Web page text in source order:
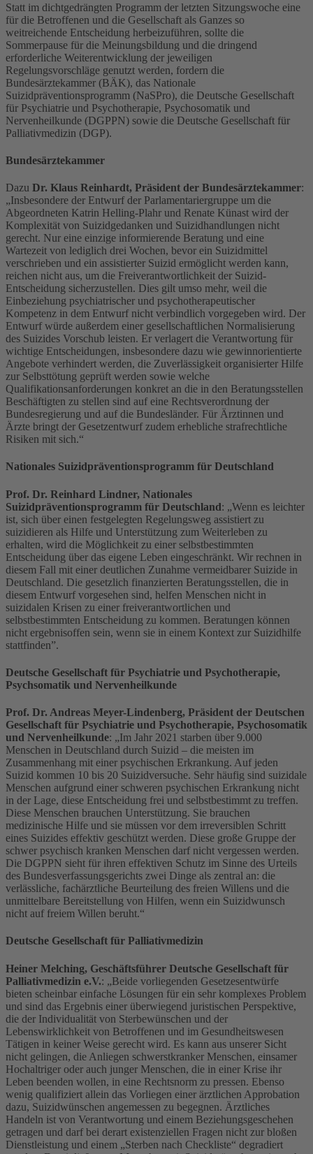
Statt im dichtgedrängten Programm der letzten Sitzungswoche eine
für die Betroffenen und die Gesellschaft als Ganzes so
weitreichende Entscheidung herbeizuführen, sollte die
Sommerpause für die Meinungsbildung und die dringend
erforderliche Weiterentwicklung der jeweiligen
Regelungsvorschläge genutzt werden, fordern die
Bundesärztekammer (BÄK), das Nationale
Suizidpräventionsprogramm (NaSPro), die Deutsche Gesellschaft
für Psychiatrie und Psychotherapie, Psychosomatik und
Nervenheilkunde (DGPPN) sowie die Deutsche Gesellschaft für
Palliativmedizin (DGP).
Bundesärztekammer
Dazu Dr. Klaus Reinhardt, Präsident der Bundesärztekammer:
„Insbesondere der Entwurf der Parlamentariergruppe um die
Abgeordneten Katrin Helling-Plahr und Renate Künast wird der
Komplexität von Suizidgedanken und Suizidhandlungen nicht
gerecht. Nur eine einzige informierende Beratung und eine
Wartezeit von lediglich drei Wochen, bevor ein Suizidmittel
verschrieben und ein assistierter Suizid ermöglicht werden kann,
reichen nicht aus, um die Freiverantwortlichkeit der Suizid-
Entscheidung sicherzustellen. Dies gilt umso mehr, weil die
Einbeziehung psychiatrischer und psychotherapeutischer
Kompetenz in dem Entwurf nicht verbindlich vorgegeben wird. Der
Entwurf würde außerdem einer gesellschaftlichen Normalisierung
des Suizides Vorschub leisten. Er verlagert die Verantwortung für
wichtige Entscheidungen, insbesondere dazu wie gewinnorientierte
Angebote verhindert werden, die Zuverlässigkeit organisierter Hilfe
zur Selbsttötung geprüft werden sowie welche
Qualifikationsanforderungen konkret an die in den Beratungsstellen
Beschäftigten zu stellen sind auf eine Rechtsverordnung der
Bundesregierung und auf die Bundesländer. Für Ärztinnen und
Ärzte bringt der Gesetzentwurf zudem erhebliche strafrechtliche
Risiken mit sich.“
Nationales Suizidpräventionsprogramm für Deutschland
Prof. Dr. Reinhard Lindner, Nationales
Suizidpräventionsprogramm für Deutschland: „Wenn es leichter
ist, sich über einen festgelegten Regelungsweg assistiert zu
suizidieren als Hilfe und Unterstützung zum Weiterleben zu
erhalten, wird die Möglichkeit zu einer selbstbestimmten
Entscheidung über das eigene Leben eingeschränkt. Wir rechnen in
diesem Fall mit einer deutlichen Zunahme vermeidbarer Suizide in
Deutschland. Die gesetzlich finanzierten Beratungsstellen, die in
diesem Entwurf vorgesehen sind, helfen Menschen nicht in
suizidalen Krisen zu einer freiverantwortlichen und
selbstbestimmten Entscheidung zu kommen. Beratungen können
nicht ergebnisoffen sein, wenn sie in einem Kontext zur Suizidhilfe
stattfinden”.
Deutsche Gesellschaft für Psychiatrie und Psychotherapie,
Psychsomatik und Nervenheilkunde
Prof. Dr. Andreas Meyer-Lindenberg, Präsident der Deutschen
Gesellschaft für Psychiatrie und Psychotherapie, Psychosomatik
und Nervenheilkunde: „Im Jahr 2021 starben über 9.000
Menschen in Deutschland durch Suizid – die meisten im
Zusammenhang mit einer psychischen Erkrankung. Auf jeden
Suizid kommen 10 bis 20 Suizidversuche. Sehr häufig sind suizidale
Menschen aufgrund einer schweren psychischen Erkrankung nicht
in der Lage, diese Entscheidung frei und selbstbestimmt zu treffen.
Diese Menschen brauchen Unterstützung. Sie brauchen
medizinische Hilfe und sie müssen vor dem irreversiblen Schritt
eines Suizides effektiv geschützt werden. Diese große Gruppe der
schwer psychisch kranken Menschen darf nicht vergessen werden.
Die DGPPN sieht für ihren effektiven Schutz im Sinne des Urteils
des Bundesverfassungsgerichts zwei Dinge als zentral an: die
verlässliche, fachärztliche Beurteilung des freien Willens und die
unmittelbare Bereitstellung von Hilfen, wenn ein Suizidwunsch
nicht auf freiem Willen beruht.“
Deutsche Gesellschaft für Palliativmedizin
Heiner Melching, Geschäftsführer Deutsche Gesellschaft für
Palliativmedizin e.V.: „Beide vorliegenden Gesetzesentwürfe
bieten scheinbar einfache Lösungen für ein sehr komplexes Problem
und sind das Ergebnis einer überwiegend juristischen Perspektive,
die der Individualität von Sterbewünschen und der
Lebenswirklichkeit von Betroffenen und im Gesundheitswesen
Tätigen in keiner Weise gerecht wird. Es kann aus unserer Sicht
nicht gelingen, die Anliegen schwerstkranker Menschen, einsamer
Hochaltriger oder auch junger Menschen, die in einer Krise ihr
Leben beenden wollen, in eine Rechtsnorm zu pressen. Ebenso
wenig qualifiziert allein das Vorliegen einer ärztlichen Approbation
dazu, Suizidwünschen angemessen zu begegnen. Ärztliches
Handeln ist von Verantwortung und einem Beziehungsgeschehen
getragen und darf bei derart existenziellen Fragen nicht zur bloßen
Dienstleistung und einem „Sterben nach Checkliste“ degradiert